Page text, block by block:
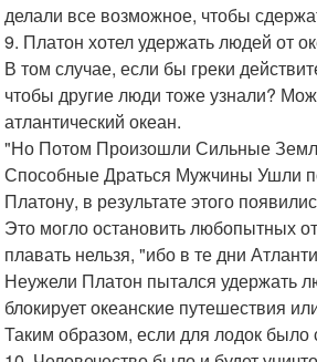
делали все возможное, чтобы
9. Платон хотел удержать людей от
В том случае, если бы греки
чтобы другие люди тоже узнали?
атлантический океан.
"Но Потом Произошли Сильные
Способные Драться Мужчины Ушли
Платону, в результате этого
Это могло остановить любопытных
плавать нельзя, "ибо в те дни
Неужели Платон пытался удержать
блокирует океанские путешествия
Таким образом, если для лодок